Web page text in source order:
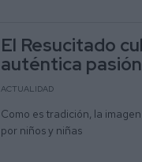
El Resucitado
auténtica pasión
ACTUALIDAD
Como es tradición, la
por niños y niñas